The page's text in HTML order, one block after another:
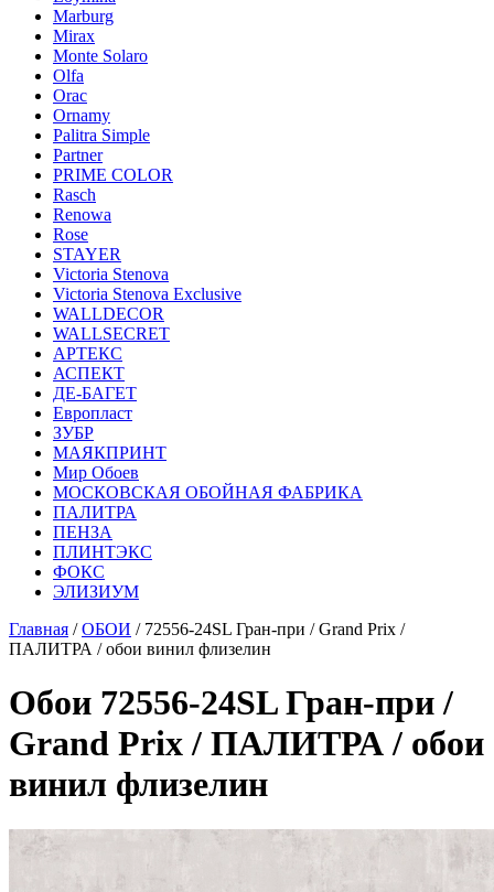
Marburg
Mirax
Monte Solaro
Olfa
Orac
Ornamy
Palitra Simple
Partner
PRIME COLOR
Rasch
Renowa
Rose
STAYER
Victoria Stenova
Victoria Stenova Exclusive
WALLDECOR
WALLSECRET
АРТЕКС
АСПЕКТ
ДЕ-БАГЕТ
Европласт
ЗУБР
МАЯКПРИНТ
Мир Обоев
МОСКОВСКАЯ ОБОЙНАЯ ФАБРИКА
ПАЛИТРА
ПЕНЗА
ПЛИНТЭКС
ФОКС
ЭЛИЗИУМ
Главная /ОБОИ / 72556-24SL Гран-при / Grand Prix /
ПАЛИТРА / обои винил флизелин
Обои 72556-24SL Гран-при /
Grand Prix / ПАЛИТРА / обои
винил флизелин